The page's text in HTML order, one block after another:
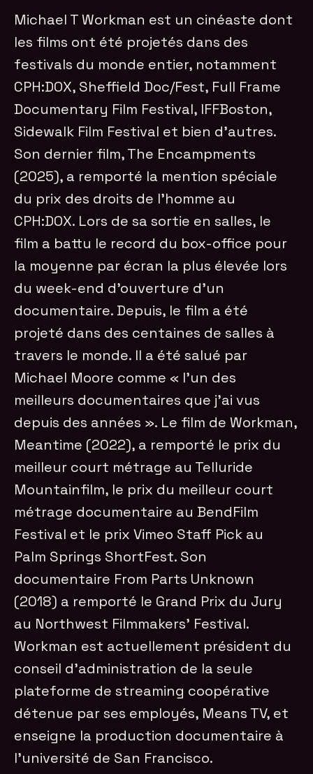
Michael T Workman est un cinéaste dont
les films ont été projetés dans des
festivals du monde entier, notamment
CPH:DOX, Sheffield Doc/Fest, Full Frame
Documentary Film Festival, IFFBoston,
Sidewalk Film Festival et bien d’autres.
Son dernier film, The Encampments
(2025), a remporté la mention spéciale
du prix des droits de l’homme au
CPH:DOX. Lors de sa sortie en salles, le
film a battu le record du box-office pour
la moyenne par écran la plus élevée lors
du week-end d’ouverture d’un
documentaire. Depuis, le film a été
projeté dans des centaines de salles à
travers le monde. Il a été salué par
Michael Moore comme « l’un des
meilleurs documentaires que j’ai vus
depuis des années ». Le film de Workman,
Meantime (2022), a remporté le prix du
meilleur court métrage au Telluride
Mountainfilm, le prix du meilleur court
métrage documentaire au BendFilm
Festival et le prix Vimeo Staff Pick au
Palm Springs ShortFest. Son
documentaire From Parts Unknown
(2018) a remporté le Grand Prix du Jury
au Northwest Filmmakers’ Festival.
Workman est actuellement président du
conseil d’administration de la seule
plateforme de streaming coopérative
détenue par ses employés, Means TV, et
enseigne la production documentaire à
l’université de San Francisco.